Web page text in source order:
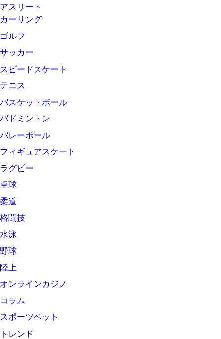
アスリート
カーリング
ゴルフ
サッカー
スピードスケート
テニス
バスケットボール
バドミントン
バレーボール
フィギュアスケート
ラグビー
卓球
柔道
格闘技
水泳
野球
陸上
オンラインカジノ
コラム
スポーツベット
トレンド